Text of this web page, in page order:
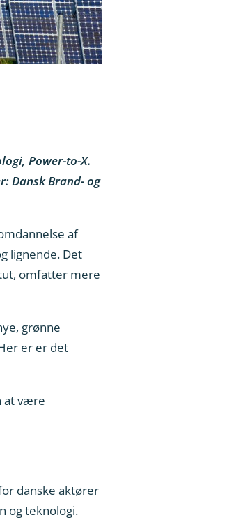
Power-to-X.
Dansk Brand- og
af
lignende. Det
omfatter mere
grønne
er er det
at være
danske aktører
og teknologi.